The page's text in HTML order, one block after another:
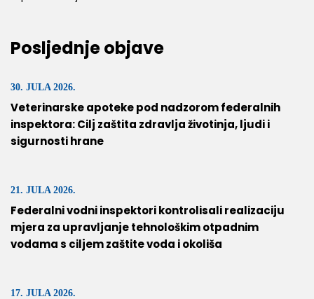
Posljednje objave
30. JULA 2026.
Veterinarske apoteke pod nadzorom federalnih
inspektora: Cilj zaštita zdravlja životinja, ljudi i
sigurnosti hrane
21. JULA 2026.
Federalni vodni inspektori kontrolisali realizaciju
mjera za upravljanje tehnološkim otpadnim
vodama s ciljem zaštite voda i okoliša
17. JULA 2026.